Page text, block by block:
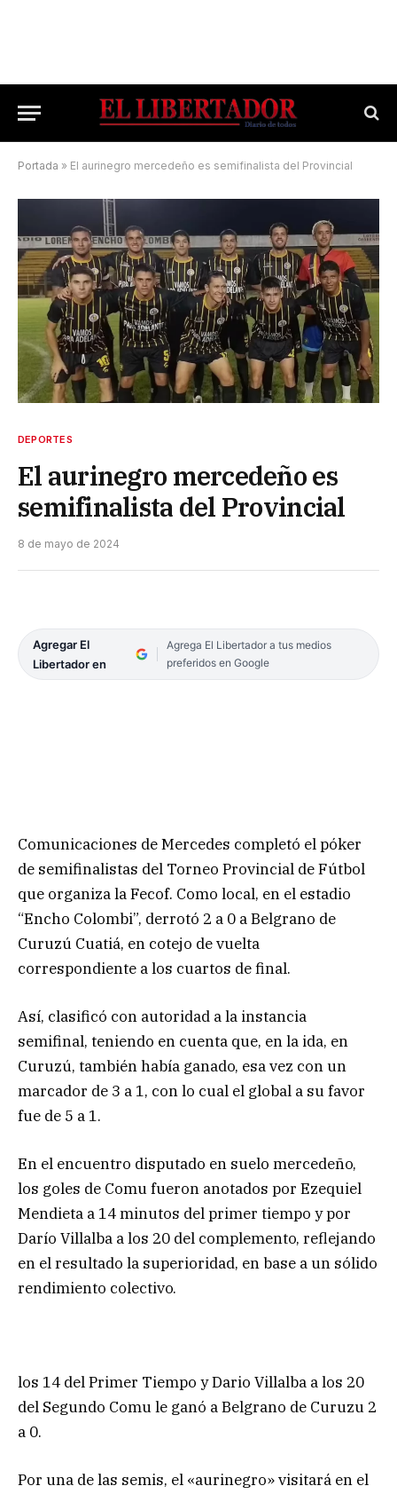
Portada » El aurinegro mercedeño es semifinalista del Provincial
DEPORTES
El aurinegro mercedeño es
semifinalista del Provincial
8 de mayo de 2024
Agregar El
Libertador en
Agrega El Libertador a tus medios
preferidos en Google
Comunicaciones de Mercedes completó el póker
de semifinalistas del Torneo Provincial de Fútbol
que organiza la Fecof. Como local, en el estadio
“Encho Colombi”, derrotó 2 a 0 a Belgrano de
Curuzú Cuatiá, en cotejo de vuelta
correspondiente a los cuartos de final.
Así, clasificó con autoridad a la instancia
semifinal, teniendo en cuenta que, en la ida, en
Curuzú, también había ganado, esa vez con un
marcador de 3 a 1, con lo cual el global a su favor
fue de 5 a 1.
En el encuentro disputado en suelo mercedeño,
los goles de Comu fueron anotados por Ezequiel
Mendieta a 14 minutos del primer tiempo y por
Darío Villalba a los 20 del complemento, reflejando
en el resultado la superioridad, en base a un sólido
rendimiento colectivo.
los 14 del Primer Tiempo y Dario Villalba a los 20
del Segundo Comu le ganó a Belgrano de Curuzu 2
a 0.
Por una de las semis, el «aurinegro» visitará en el